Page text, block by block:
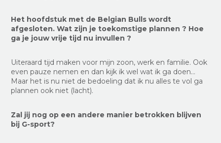
Het hoofdstuk met de Belgian Bulls wordt
afgesloten. Wat zijn je toekomstige plannen ? Hoe
ga je jouw vrije tijd nu invullen ?
Uiteraard tijd maken voor mijn zoon, werk en familie. Ook
even pauze nemen en dan kijk ik wel wat ik ga doen…
Maar het is nu niet de bedoeling dat ik nu alles te vol ga
plannen ook niet (lacht).
Zal jij nog op een andere manier betrokken blijven
bij G-sport?